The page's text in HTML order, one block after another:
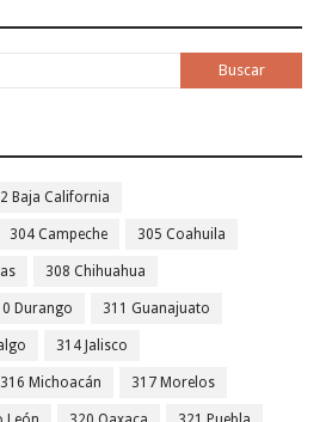
Baja California
304 Campeche 305 Coahuila
308 Chihuahua
Durango 311 Guanajuato
314 Jalisco
316 Michoacán 317 Morelos